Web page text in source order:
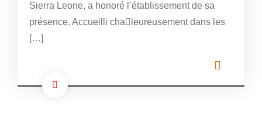
Sierra Leone, a honoré l’établissement de sa
présence. Accueilli cha￾leureusement dans les
[…]